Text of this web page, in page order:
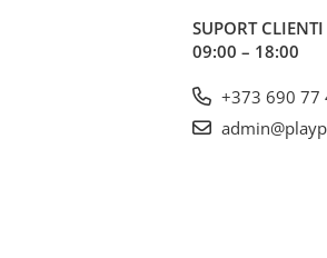
SUPORT CLIENTI
09:00 – 18:00
+373 690 77